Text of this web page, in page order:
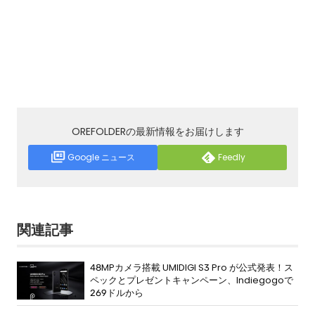
OREFOLDERの最新情報をお届けします
Google ニュース Feedly
関連記事
48MPカメラ搭載 UMIDIGI S3 Pro が公式発表！ス
ペックとプレゼントキャンペーン、Indiegogoで
269ドルから